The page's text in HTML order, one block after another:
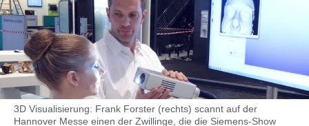
3D Visualisierung: Frank Forster (rechts) scannt auf der
Hannover Messe einen der Zwillinge, die die Siemens-Show